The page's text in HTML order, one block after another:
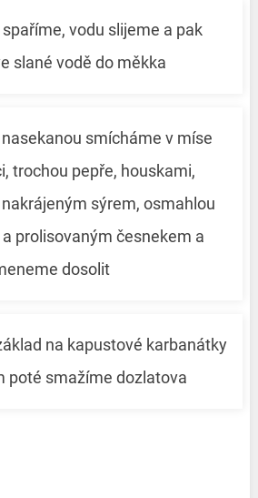
vodu slijeme a pak
slané vodě do měkka
smícháme v míse
trochou pepře, houskami,
sýrem, osmahlou
prolisovaným česnekem a
dosolit
na kapustové karbanátky
poté smažíme dozlatova